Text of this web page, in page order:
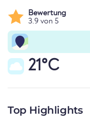
Bewertung
3.9 von 5
21°C
Top Highlights